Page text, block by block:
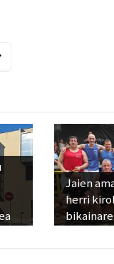
Jaien
herri